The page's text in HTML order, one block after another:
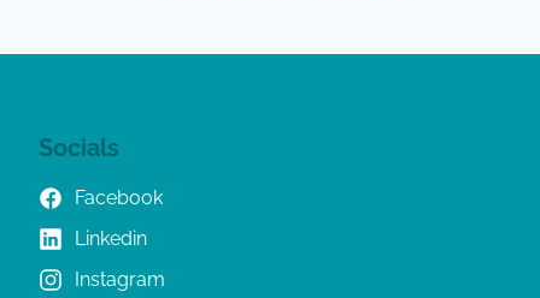
Socials
Facebook
Linkedin
Instagram